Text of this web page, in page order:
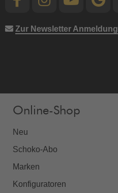
Zur Newsletter Anmeldung
Online-Shop
Neu
Schoko-Abo
Marken
Konfiguratoren